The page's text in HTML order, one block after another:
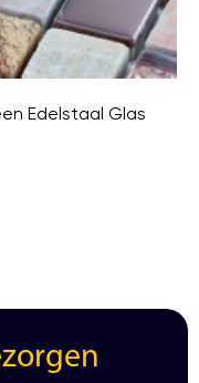
Edelstaal Glas